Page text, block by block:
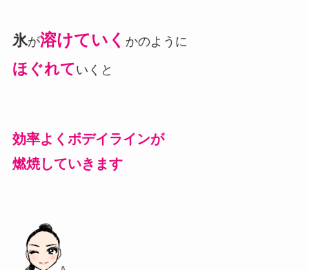
氷が溶けていく かのように
ほぐれていくと
効率よくボデイラインが
燃焼していきます